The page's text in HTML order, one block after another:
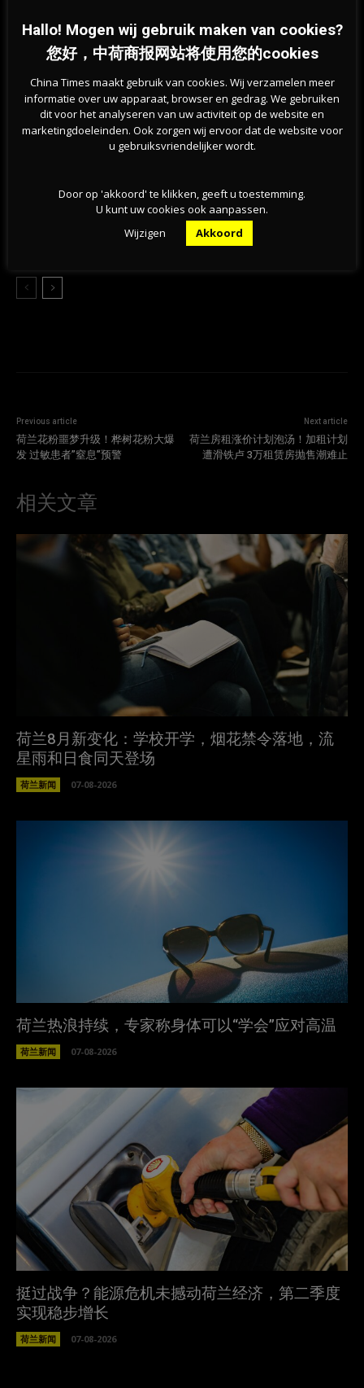
荷兰热浪持续，专家称身体可以“学会”应对高温
07-08-2026
挺过战争？能源危机未撼动荷兰经济，第二季度实
旱情持续加剧，莱茵河洛比特水位创新低，荷兰拒
Previous article
荷兰花粉噩梦升级！桦树花粉大爆
发 过敏患者”窒息”预警
Next article
荷兰房租涨价计划泡汤！加租计划
遭滑铁卢 3万租赁房抛售潮难止
相关文章
荷兰8月新变化：学校开学，烟花禁令落地，流
星雨和日食同天登场
荷兰新闻 07-08-2026
荷兰热浪持续，专家称身体可以“学会”应对高温
荷兰新闻 07-08-2026
挺过战争？能源危机未撼动荷兰经济，第二季度
实现稳步增长
荷兰新闻 07-08-2026
Hallo! Mogen wij gebruik maken van cookies?
您好，中荷商报网站将使用您的cookies
China Times maakt gebruik van cookies. Wij verzamelen meer
informatie over uw apparaat, browser en gedrag. We gebruiken
dit voor het analyseren van uw activiteit op de website en
marketingdoeleinden. Ook zorgen wij ervoor dat de website voor
u gebruiksvriendelijker wordt.
Door op 'akkoord' te klikken, geeft u toestemming.
U kunt uw cookies ook aanpassen.
Wijzigen
Akkoord